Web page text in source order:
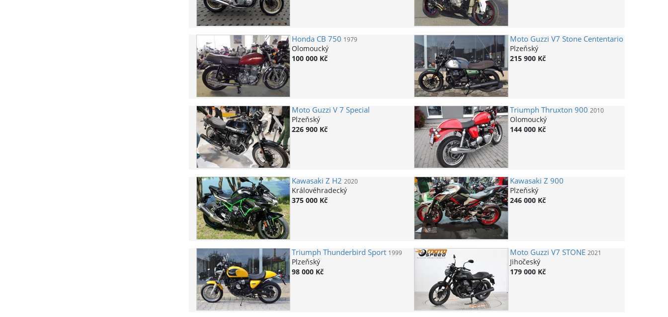
Honda CB 750 1979
Olomoucký
100 000 Kč
Moto Guzzi V7 Stone Cententario
Plzeňský
215 900 Kč
Moto Guzzi V 7 Special
Plzeňský
226 900 Kč
Triumph Thruxton 900 2010
Olomoucký
144 000 Kč
Kawasaki Z H2 2020
Královéhradecký
375 000 Kč
Kawasaki Z 900
Plzeňský
246 000 Kč
Triumph Thunderbird Sport 1999
Plzeňský
98 000 Kč
Moto Guzzi V7 STONE 2021
Jihočeský
179 000 Kč